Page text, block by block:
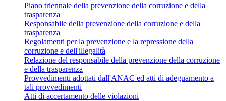
Piano triennale della prevenzione della corruzione e della
trasparenza
Responsabile della prevenzione della corruzione e della
trasparenza
Regolamenti per la prevenzione e la repressione della
corruzione e dell'illegalità
Relazione del responsabile della prevenzione della corruzione
e della trasparenza
Provvedimenti adottati dall'ANAC ed atti di adeguamento a
tali provvedimenti
Atti di accertamento delle violazioni